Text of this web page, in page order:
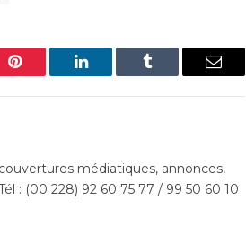
Pinterest LinkedIn Tumblr Email
médiatiques, annonces,
: (00 228) 92 60 75 77 / 99 50 60 10